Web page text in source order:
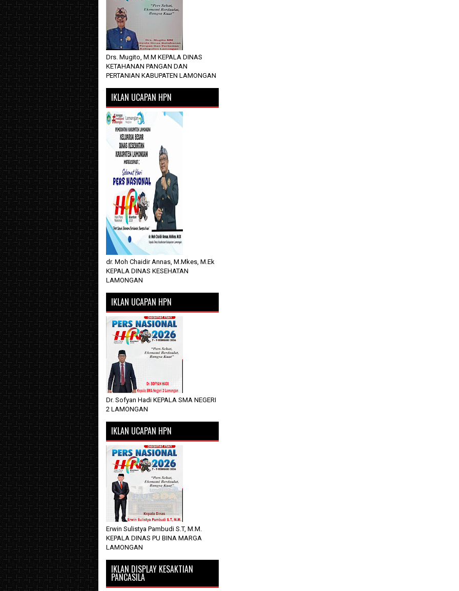
Drs. Mugito, M.M KEPALA DINAS
KETAHANAN PANGAN DAN
PERTANIAN KABUPATEN LAMONGAN
IKLAN UCAPAN HPN
dr. Moh Chaidir Annas, M.Mkes, M.Ek
KEPALA DINAS KESEHATAN
LAMONGAN
IKLAN UCAPAN HPN
Dr. Sofyan Hadi KEPALA SMA NEGERI
2 LAMONGAN
IKLAN UCAPAN HPN
Erwin Sulistya Pambudi S.T, M.M.
KEPALA DINAS PU BINA MARGA
LAMONGAN
IKLAN DISPLAY KESAKTIAN
PANCASILA